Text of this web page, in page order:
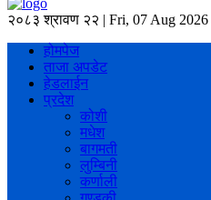
२०८३ श्रावण २२ | Fri, 07 Aug 2026
होमपेज
ताजा अपडेट
हेडलाईन
प्रदेश
कोशी
मधेश
बागमती
लुम्बिनी
कर्णाली